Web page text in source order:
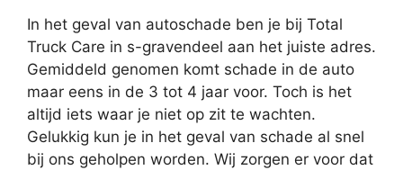
In het geval van autoschade ben je bij Total
Truck Care in s-gravendeel aan het juiste adres.
Gemiddeld genomen komt schade in de auto
maar eens in de 3 tot 4 jaar voor. Toch is het
altijd iets waar je niet op zit te wachten.
Gelukkig kun je in het geval van schade al snel
bij ons geholpen worden. Wij zorgen er voor dat